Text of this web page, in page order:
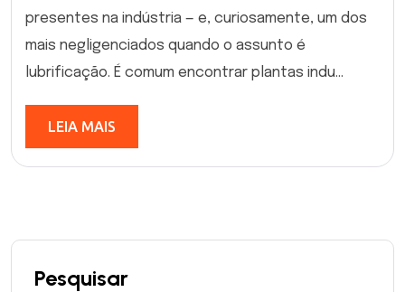
presentes na indústria — e, curiosamente, um dos
mais negligenciados quando o assunto é
lubrificação. É comum encontrar plantas indu...
LEIA MAIS
Pesquisar